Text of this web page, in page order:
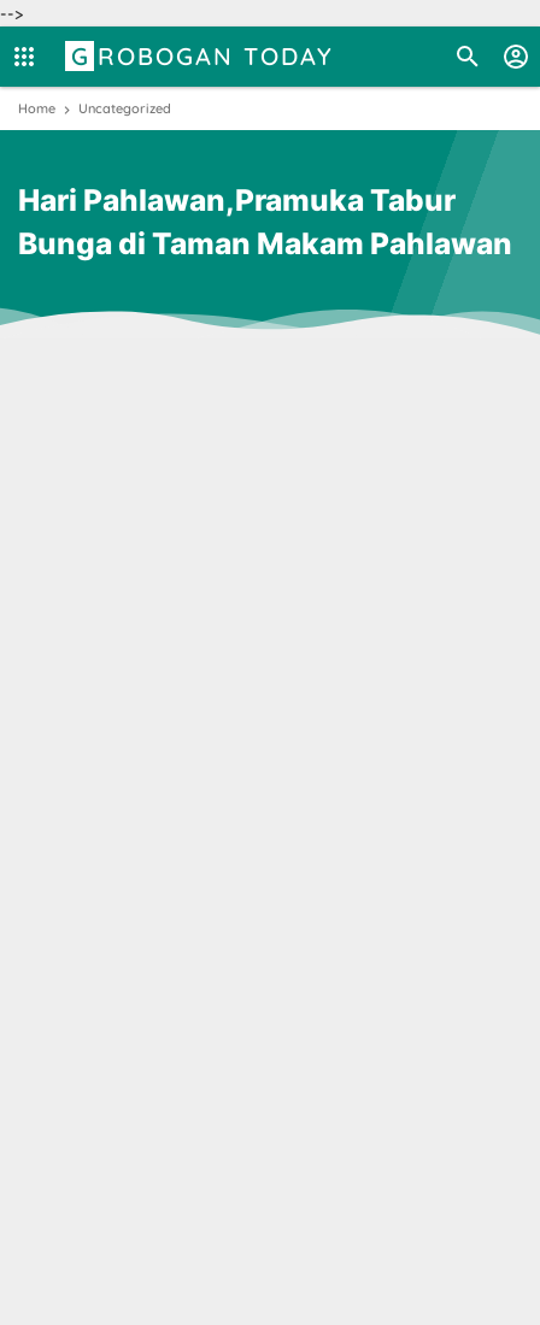
-->
GROBOGAN TODAY
Home Uncategorized
Hari Pahlawan,Pramuka Tabur
Bunga di Taman Makam Pahlawan